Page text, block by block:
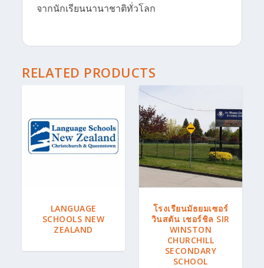
จากนักเรียนนานาชาติทั่วโลก
RELATED PRODUCTS
LANGUAGE
SCHOOLS NEW
ZEALAND
โรงเรียนมัธยมเซอร์
วินสตัน เชอร์ชิล SIR
WINSTON
CHURCHILL
SECONDARY
SCHOOL